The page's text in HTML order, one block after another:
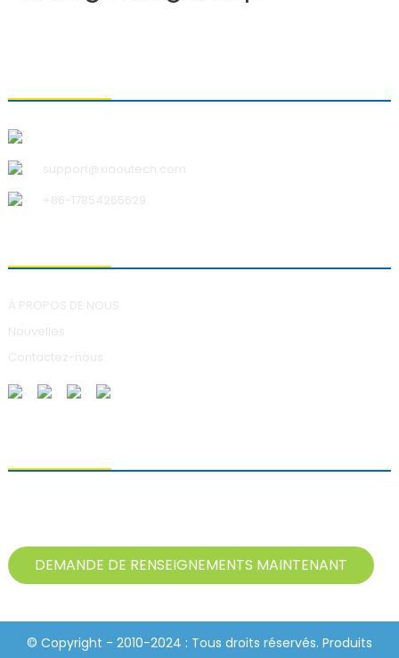
support@xiaoutech.com
+86-17854265629
À PROPOS DE NOUS
Nouvelles
Contactez-nous
DEMANDE DE RENSEIGNEMENTS MAINTENANT
© Copyright - 2010-2024 : Tous droits réservés. Produits